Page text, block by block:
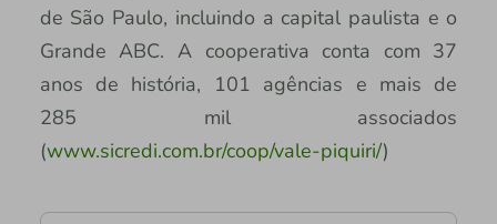
de São Paulo, incluindo a capital paulista e o
Grande ABC. A cooperativa conta com 37
anos de história, 101 agências e mais de
285 mil associados
(www.sicredi.com.br/coop/vale-piquiri/)